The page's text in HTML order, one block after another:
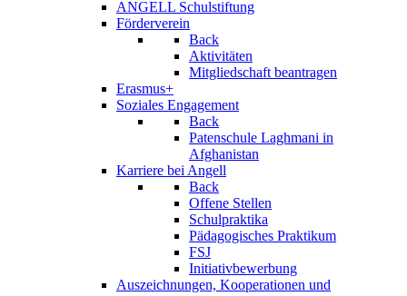
ANGELL Schulstiftung
Förderverein
Back
Aktivitäten
Mitgliedschaft beantragen
Erasmus+
Soziales Engagement
Back
Patenschule Laghmani in
Afghanistan
Karriere bei Angell
Back
Offene Stellen
Schulpraktika
Pädagogisches Praktikum
FSJ
Initiativbewerbung
Auszeichnungen, Kooperationen und